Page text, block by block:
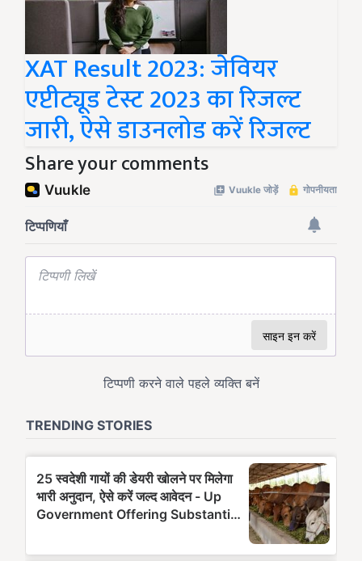
XAT Result 2023: जेवियर
एप्टीट्यूड टेस्ट 2023 का रिजल्ट
जारी, ऐसे डाउनलोड करें रिजल्ट
Share your comments